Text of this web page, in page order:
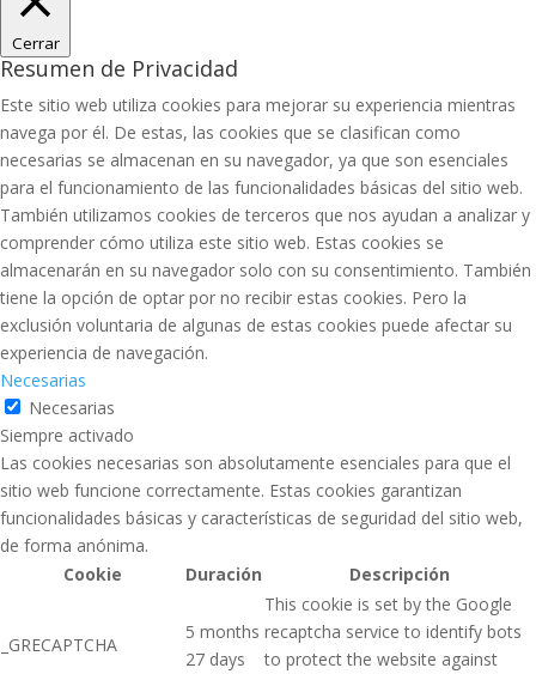
Cerrar
Resumen de Privacidad
Este sitio web utiliza cookies para mejorar su experiencia mientras
navega por él. De estas, las cookies que se clasifican como
necesarias se almacenan en su navegador, ya que son esenciales
para el funcionamiento de las funcionalidades básicas del sitio web.
También utilizamos cookies de terceros que nos ayudan a analizar y
comprender cómo utiliza este sitio web. Estas cookies se
almacenarán en su navegador solo con su consentimiento. También
tiene la opción de optar por no recibir estas cookies. Pero la
exclusión voluntaria de algunas de estas cookies puede afectar su
experiencia de navegación.
Necesarias
Necesarias
Siempre activado
Las cookies necesarias son absolutamente esenciales para que el
sitio web funcione correctamente. Estas cookies garantizan
funcionalidades básicas y características de seguridad del sitio web,
de forma anónima.
Cookie
Duración Descripción
_GRECAPTCHA
5 months
27 days
This cookie is set by the Google
recaptcha service to identify bots
to protect the website against